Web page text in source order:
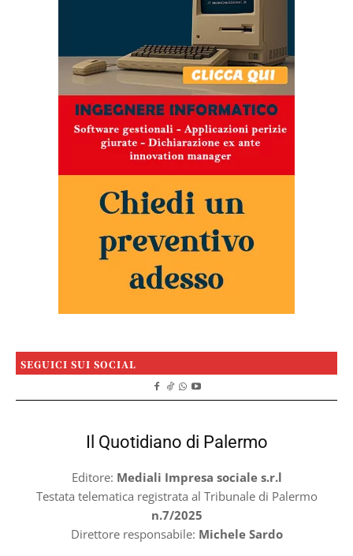
SEGUICI SUI SOCIAL
Il Quotidiano di Palermo
Editore: Mediali Impresa sociale s.r.l
Testata telematica registrata al Tribunale di Palermo
n.7/2025
Direttore responsabile: Michele Sardo